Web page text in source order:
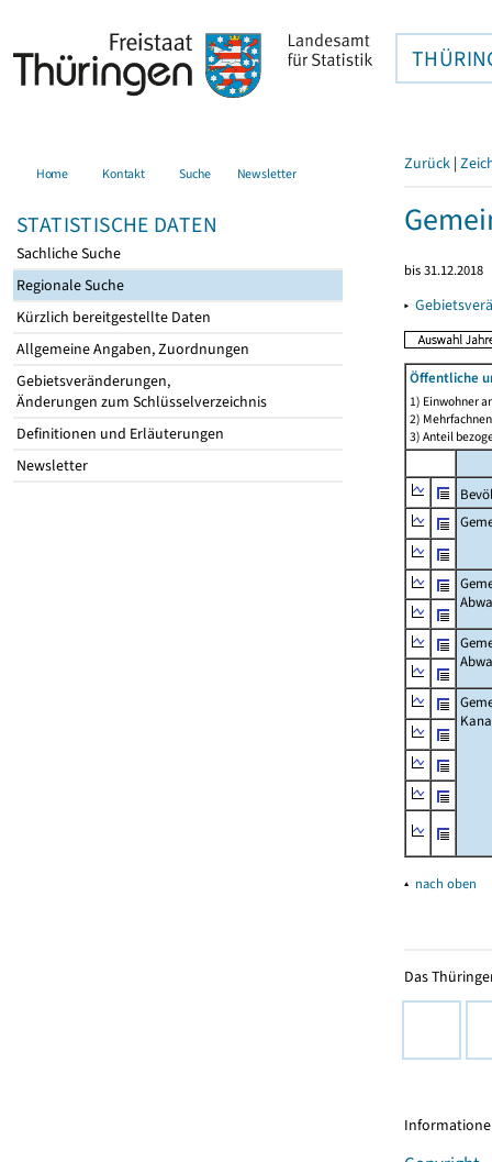
Home Kontakt Suche Newsletter
STATISTISCHE DATEN
Sachliche Suche
Regionale Suche
Kürzlich bereitgestellte Daten
Allgemeine Angaben, Zuordnungen
Gebietsveränderungen,
Änderungen zum Schlüsselverzeichnis
Definitionen und Erläuterungen
Newsletter
Zurück |
bis 31.12.2018
▸
Öffentliche
1) Einwohner
2)
3) Anteil
▴ nach oben
Das